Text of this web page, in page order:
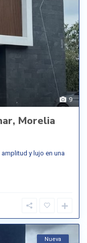
9
Morelia
y lujo en una
Nueva